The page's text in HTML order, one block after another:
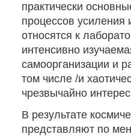
практически
процессов усиления
относятся к
интенсивно
самоорганизации и
том числе /и
чрезвычайно
В результате
представляют по